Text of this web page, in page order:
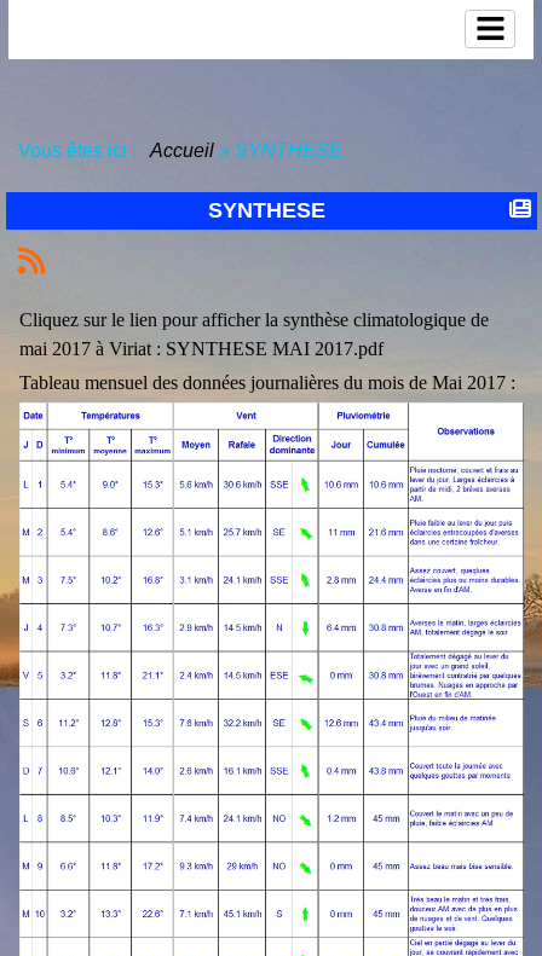
Vous êtes ici : Accueil » SYNTHESE
SYNTHESE
Cliquez sur le lien pour afficher la synthèse climatologique de
mai 2017 à Viriat : SYNTHESE MAI 2017.pdf
Tableau mensuel des données journalières du mois de Mai 2017 :